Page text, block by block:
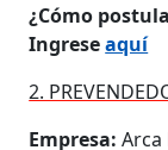
¿Cómo
Ingreseaquí
2.
Empresa:Arca